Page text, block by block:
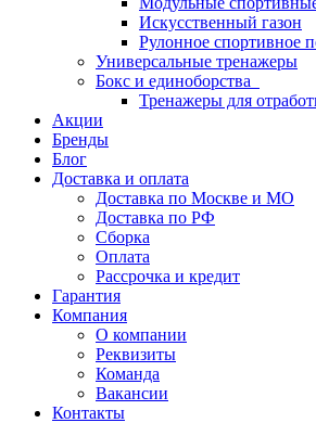
Искусственный газон
Рулонное спортивное
Универсальные тренажеры
Бокс и единоборства
Тренажеры для
Акции
Бренды
Блог
Доставка и оплата
Доставка по Москве и МО
Доставка по РФ
Сборка
Оплата
Рассрочка и кредит
Гарантия
Компания
О компании
Реквизиты
Команда
Вакансии
Контакты